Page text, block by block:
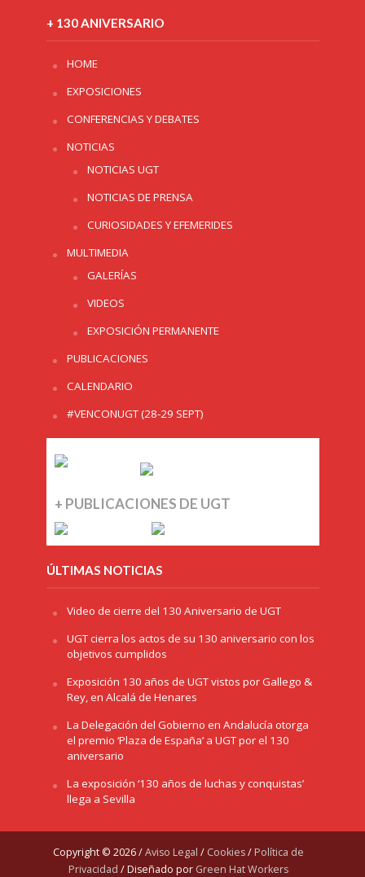
+ 130 ANIVERSARIO
HOME
EXPOSICIONES
CONFERENCIAS Y DEBATES
NOTICIAS
NOTICIAS UGT
NOTICIAS DE PRENSA
CURIOSIDADES Y EFEMERIDES
MULTIMEDIA
GALERÍAS
VIDEOS
EXPOSICIÓN PERMANENTE
PUBLICACIONES
CALENDARIO
#VENCONUGT (28-29 SEPT)
+ PUBLICACIONES DE UGT
ÚLTIMAS NOTICIAS
Video de cierre del 130 Aniversario de UGT
UGT cierra los actos de su 130 aniversario con los
objetivos cumplidos
Exposición 130 años de UGT vistos por Gallego &
Rey, en Alcalá de Henares
La Delegación del Gobierno en Andalucía otorga
el premio ‘Plaza de España’ a UGT por el 130
aniversario
La exposición ‘130 años de luchas y conquistas’
llega a Sevilla
Copyright © 2026 /Aviso Legal / Cookies/ Política de
Privacidad / Diseñado por Green Hat Workers